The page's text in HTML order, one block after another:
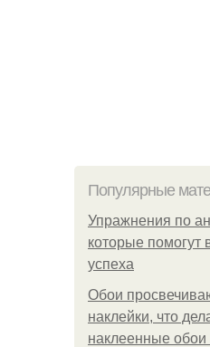
Популярные
Упражнения по
которые помогут
успеха
Обои
наклейки, что
наклеенные обои